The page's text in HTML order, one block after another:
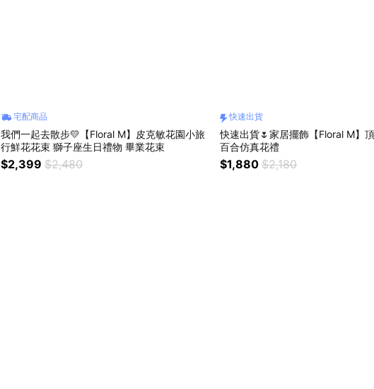
宅配商品
我們一起去散步💛【Floral M】皮克敏花園小旅
行鮮花花束 獅子座生日禮物 畢業花束
$2,399 $2,480
快速出貨
快速出貨🌷家居擺飾【Floral M】
百合仿真花禮
$1,880 $2,180